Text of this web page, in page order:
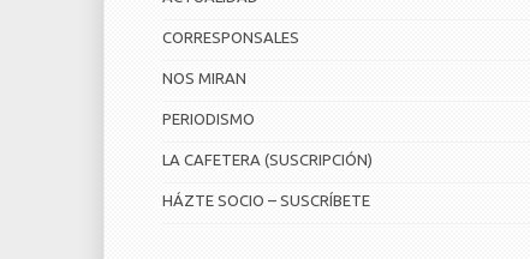
CORRESPONSALES
NOS MIRAN
PERIODISMO
LA CAFETERA (SUSCRIPCIÓN)
HÁZTE SOCIO – SUSCRÍBETE